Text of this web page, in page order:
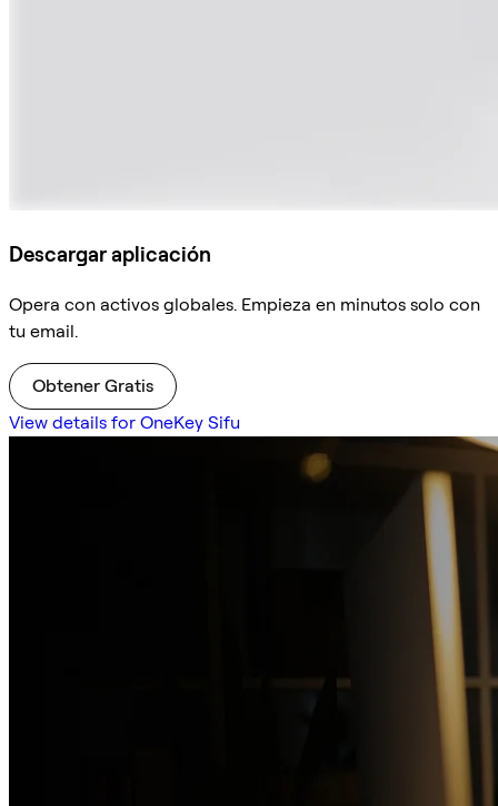
Descargar aplicación
Opera con activos globales. Empieza en minutos solo con
tu email.
Obtener Gratis
View details for OneKey Sifu